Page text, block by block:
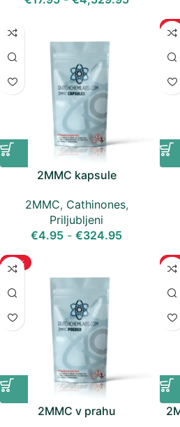
2MMC kapsule
2MMC, Cathinones,
Priljubljeni
€4.95 - €324.95
-
-29%
2MMC v prahu
-